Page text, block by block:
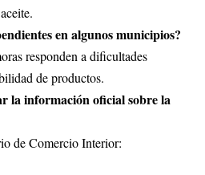
en algunos municipios?
responden a dificultades
de productos.
la información oficial sobre la
de Comercio Interior: